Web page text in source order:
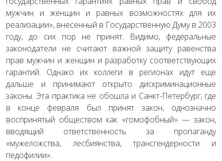
мужчин и женщин и равных возможностях для их
реализации», внесенный в Государственную Думу в 2003
году, до сих пор не принят. Видимо, федеральные
законодатели не считают важной защиту равенства
прав мужчин и женщин и разработку соответствующих
гарантий. Однако их коллеги в регионах идут еще
дальше и принимают открыто дискриминационные
законы. Эта практика не обошла и Санкт-Петербург, где
в конце февраля был принят закон, однозначно
воспринятый обществом как «гомофобный» — закон,
вводящий ответственность за пропаганду
«мужеложства, лесбиянства, трансгендерности и
педофилии».